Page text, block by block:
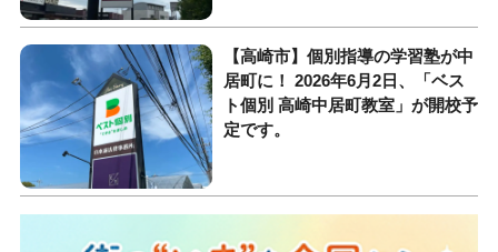
【高崎市】個別指導の学習塾が中
居町に！ 2026年6月2日、「ベス
ト個別 高崎中居町教室」が開校予
定です。